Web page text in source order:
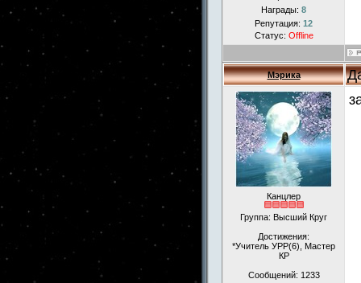
Награды: 8
Репутация: 12
Статус: Offline
Мэрика
Канцлер
Группа: Высший Круг
Достижения:
*Учитель УРР(6), Мастер
КР
Сообщений: 1233